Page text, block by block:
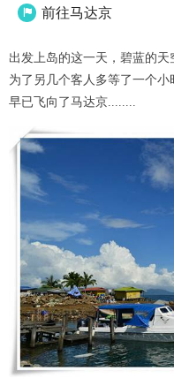
 前往马达京
出发上岛的这一天，碧蓝的
为了另几个客人多等了一个
早已飞向了马达京........